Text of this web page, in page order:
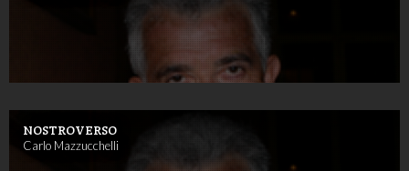
NOSTROVERSO
Carlo Mazzucchelli